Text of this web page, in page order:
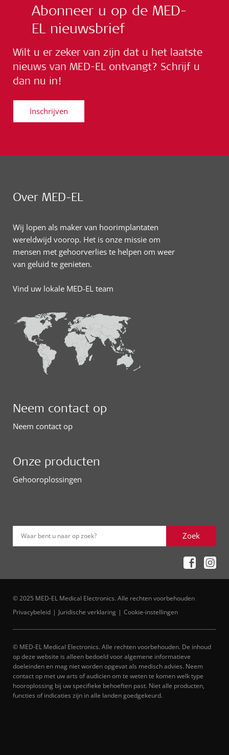
Abonneer u op de MED-
EL nieuwsbrief
Wilt u er zeker van zijn dat u het laatste
nieuws van MED-EL ontvangt? Schrijf u
dan nu in!
Inschrijven
Over MED-EL
Wij lopen als maker van hoorimplantaten
wereldwijd voorop. Het is onze missie om
mensen met gehoorverlies te helpen om weer
van geluid te genieten.
Vind uw lokale MED-EL team
Neem contact op
Neem contact op
Onze producten
Gehooroplossingen
Waar bent u naar op zoek? Zoek
© 2025 MED-EL Medical Electronics. Alle rechten voorbehouden
Privacybeleid
Juridische verklaring Cookie-instellingen
© MED-EL Medical Electronics. Alle rechten voorbehouden. De inhoud
op deze website is alleen bedoeld voor algemene informatieve
doeleinden en mag niet worden opgevat als medisch advies. Neem
contact op met uw arts of audicien om te weten te komen welk type
hooroplossing bij uw specifieke behoeften past. Niet alle producten,
functies of indicaties zijn in alle landen goedgekeurd.